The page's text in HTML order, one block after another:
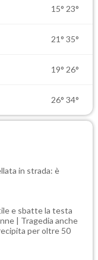
15° 23°
21° 35°
19° 26°
26° 34°
in strada: è
e sbatte la testa
| Tragedia anche
per oltre 50